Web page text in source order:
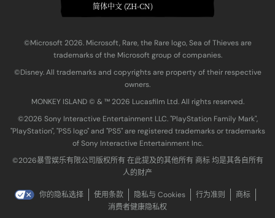
简体中文 (ZH-CN)
©Microsoft 2026. Microsoft, Rare, the Rare logo, Sea of Thieves are
trademarks of the Microsoft group of companies.
©Disney. All trademarks and copyrights are property of their respective
owners.
MONKEY ISLAND © & ™ 20‍26 Lucasfilm Ltd. All rights reserved.
©2026 Sony Interactive Entertainment LLC. "PlayStation Family Mark",
"PlayStation", "PS5 logo" and "PS5" are registered trademarks or trademarks
of Sony Interactive Entertainment Inc.
©2026暴雪娱乐有限公司版权所有 在此提及的其他所有 商标 均是其各自所有
人的财产
你的隐私选择 使用条款 隐私与 Cookies 行为准则
商标
消费者健康隐私权